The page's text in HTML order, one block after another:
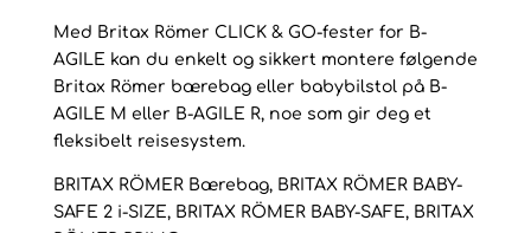
Med Britax Römer CLICK & GO-fester for B-
AGILE kan du enkelt og sikkert montere følgende
Britax Römer bærebag eller babybilstol på B-
AGILE M eller B-AGILE R, noe som gir deg et
fleksibelt reisesystem.
BRITAX RÖMER Bærebag, BRITAX RÖMER BABY-
SAFE 2 i-SIZE, BRITAX RÖMER BABY-SAFE, BRITAX